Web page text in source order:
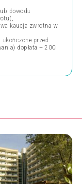
dowodu
kaucja zwrotna w
przed
dopłata + 200